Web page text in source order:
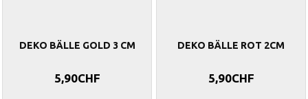
DEKO BÄLLE GOLD 3 CM
5,90CHF
DEKO BÄLLE ROT 2CM
5,90CHF